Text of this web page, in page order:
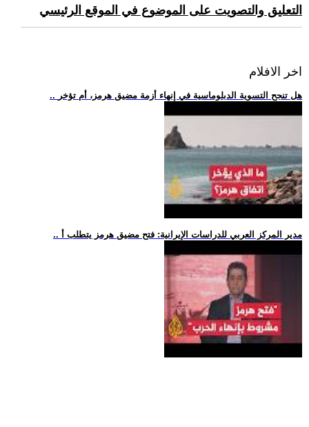
التعليق والتصويت على الموضوع في الموقع الرئيسي
اخر الافلام
.. هل تنجح التسوية الدبلوماسية في إنهاء أزمة مضيق هرمز، أم تؤخر
.. مدير المركز العربي للدراسات الإيرانية: فتح مضيق هرمز يتطلب أ